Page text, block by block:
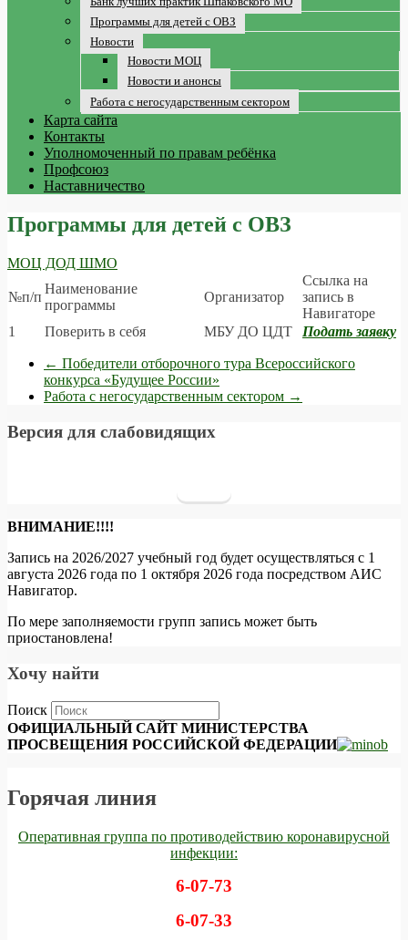
Программы для детей с ОВЗ
Новости
Новости МОЦ
Новости и анонсы
Работа с негосударственным сектором
Карта сайта
Контакты
Уполномоченный по правам ребёнка
Профсоюз
Наставничество
Программы для детей с ОВЗ
МОЦ ДОД ШМО
№п/п
Наименование
программы
Организатор
Ссылка на
запись в
Навигаторе
1
Поверить в себя МБУ ДО ЦДТ Подать заявку
← Победители отборочного тура Всероссийского
конкурса «Будущее России»
Работа с негосударственным сектором →
Версия для слабовидящих
ВНИМАНИЕ!!!!
Запись на 2026/2027 учебный год будет осуществляться с 1
августа 2026 года по 1 октября 2026 года посредством АИС
Навигатор.
По мере заполняемости групп запись может быть
приостановлена!
Хочу найти
Поиск
ОФИЦИАЛЬНЫЙ САЙТ МИНИСТЕРСТВА
ПРОСВЕЩЕНИЯ РОССИЙСКОЙ ФЕДЕРАЦИИ
Горячая линия
Оперативная группа по противодействию коронавирусной
инфекции:
6-07-73
6-07-33